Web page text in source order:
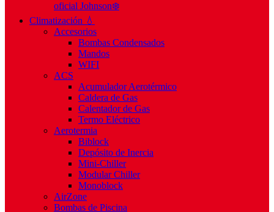
oficial Johnson❄️
Climatización 💧
Accesorios
Bombas Condensados
Mandos
WIFI
ACS
Acumulador Aerotérmico
Caldera de Gas
Calentador de Gas
Termo Eléctrico
Aerotermia
Biblock
Depósito de Inercia
Mini-Chiller
Modular Chiller
Monoblock
AirZone
Bombas de Piscina